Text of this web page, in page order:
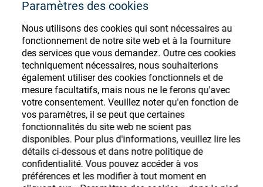
Paramètres des cookies
Nous utilisons des cookies qui sont nécessaires au
fonctionnement de notre site web et à la fourniture
des services que vous demandez. Outre ces cookies
techniquement nécessaires, nous souhaiterions
également utiliser des cookies fonctionnels et de
mesure facultatifs, mais nous ne le ferons qu'avec
votre consentement. Veuillez noter qu'en fonction de
vos paramètres, il se peut que certaines
fonctionnalités du site web ne soient pas
disponibles. Pour plus d'informations, veuillez lire les
détails ci-dessous et dans notre politique de
confidentialité. Vous pouvez accéder à vos
préférences et les modifier à tout moment en
Ophtalmique
Optique de précision
Qui sommes-nous ?
Carrière
Ressources
Store
Deutsch
Español
汉语
Magasin de
consommables
ophtalmiques
Enregistrez-vous ou connectez-vous pour
accéder à vos comptes et découvrir notre
large gamme de consommables ophtalmiques
S'enregistrer Login